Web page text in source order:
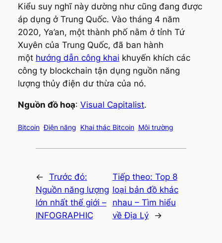
Kiểu suy nghĩ này dường như cũng đang được
áp dụng ở Trung Quốc. Vào tháng 4 năm
2020, Ya’an, một thành phố nằm ở tỉnh Tứ
Xuyên của Trung Quốc, đã ban hành
một hướng dẫn công khai khuyến khích các
công ty blockchain tận dụng nguồn năng
lượng thủy điện dư thừa của nó.
Nguồn đồ hoạ: Visual Capitalist.
Bitcoin Điện năng Khai thác Bitcoin Môi trường
← Trước đó:
Nguồn năng lượng
lớn nhất thế giới –
INFOGRAPHIC
Tiếp theo: Top 8
loại bản đồ khác
nhau – Tìm hiểu
về Địa Lý
→